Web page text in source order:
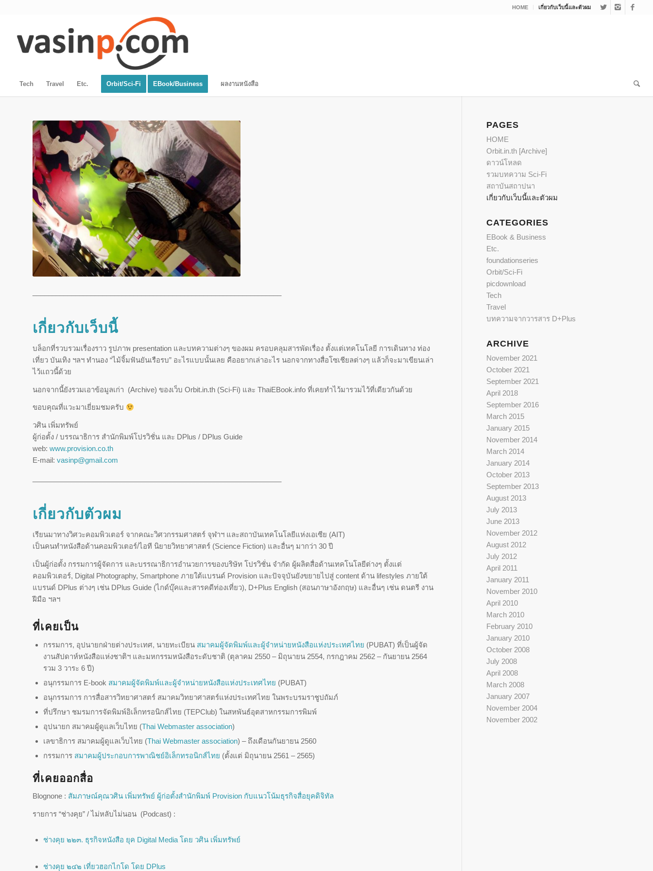
HOME เกี่ยวกับเว็บนี้และตัวผม
Tech Travel Etc. Orbit/Sci-Fi EBook/Business ผลงานหนังสือ
เกี่ยวกับเว็บนี้
บล็อกที่รวบรวมเรื่องราว รูปภาพ presentation และบทความต่างๆ ของผม ครอบคลุมสารพัดเรื่อง ตั้งแต่เทคโนโลยี การเดินทาง ท่อง
เที่ยว บันเทิง ฯลฯ ทำนอง “ไม้จิ้มฟันยันเรือรบ” อะไรแบบนั้นเลย คืออยากเล่าอะไร นอกจากทางสื่อโซเชียลต่างๆ แล้วก็จะมาเขียนเล่า
ไว้แถวนี้ด้วย
นอกจากนี้ยังรวมเอาข้อมูลเก่า (Archive) ของเว็บ Orbit.in.th (Sci-Fi) และ ThaiEBook.info ที่เคยทำไว้มารวมไว้ที่เดียวกันด้วย
ขอบคุณที่แวะมาเยี่ยมชมครับ
วศิน เพิ่มทรัพย์
ผู้ก่อตั้ง / บรรณาธิการ สำนักพิมพ์โปรวิชั่น และ DPlus / DPlus Guide
web: www.provision.co.th
E-mail: vasinp@gmail.com
เกี่ยวกับตัวผม
เรียนมาทางวิศวะคอมพิวเตอร์ จากคณะวิศวกรรมศาสตร์ จุฬาฯ และสถาบันเทคโนโลยีแห่งเอเซีย (AIT)
เป็นคนทำหนังสือด้านคอมพิวเตอร์/ไอที นิยายวิทยาศาสตร์ (Science Fiction) และอื่นๆ มากว่า 30 ปี
เป็นผู้ก่อตั้ง กรรมการผู้จัดการ และบรรณาธิการอำนวยการของบริษัท โปรวิชั่น จำกัด ผู้ผลิตสื่อด้านเทคโนโลยีต่างๆ ตั้งแต่
คอมพิวเตอร์, Digital Photography, Smartphone ภายใต้แบรนด์ Provision และปัจจุบันยังขยายไปสู่ content ด้าน lifestyles ภายใต้
แบรนด์ DPlus ต่างๆ เช่น DPlus Guide (ไกด์บุ๊คและสารคดีท่องเที่ยว), D+Plus English (สอนภาษาอังกฤษ) และอื่นๆ เช่น ดนตรี งาน
ฝีมือ ฯลฯ
ที่เคยเป็น
กรรมการ, อุปนายกฝ่ายต่างประเทศ, นายทะเบียน สมาคมผู้จัดพิมพ์และผู้จำหน่ายหนังสือแห่งประเทศไทย (PUBAT) ที่เป็นผู้จัด
งานสัปดาห์หนังสือแห่งชาติฯ และมหกรรมหนังสือระดับชาติ (ตุลาคม 2550 – มิถุนายน 2554, กรกฎาคม 2562 – กันยายน 2564
รวม 3 วาระ 6 ปี)
อนุกรรมการ E-book สมาคมผู้จัดพิมพ์และผู้จำหน่ายหนังสือแห่งประเทศไทย (PUBAT)
อนุกรรมการ การสื่อสารวิทยาศาสตร์ สมาคมวิทยาศาสตร์แห่งประเทศไทย ในพระบรมราชูปถัมภ์
ที่ปรึกษา ชมรมการจัดพิมพ์อิเล็กทรอนิกส์ไทย (TEPClub) ในสหพันธ์อุตสาหกรรมการพิมพ์
อุปนายก สมาคมผู้ดูแลเว็บไทย (Thai Webmaster association)
เลขาธิการ สมาคมผู้ดูแลเว็บไทย (Thai Webmaster association) – ถึงเดือนกันยายน 2560
กรรมการ สมาคมผู้ประกอบการพาณิชย์อิเล็กทรอนิกส์ไทย (ตั้งแต่ มิถุนายน 2561 – 2565)
ที่เคยออกสื่อ
Blognone : สัมภาษณ์คุณวศิน เพิ่มทรัพย์ ผู้ก่อตั้งสำนักพิมพ์ Provision กับแนวโน้มธุรกิจสื่อยุคดิจิทัล
รายการ “ช่างคุย” / ไม่หลับไม่นอน (Podcast) :
ช่างคุย ๒๒๓. ธุรกิจหนังสือ ยุค Digital Media โดย วศิน เพิ่มทรัพย์
ช่างคุย ๒๔๒ เที่ยวฮอกไกโด โดย DPlus
PAGES
HOME
Orbit.in.th [Archive]
ดาวน์โหลด
รวมบทความ Sci-Fi
สถาบันสถาปนา
เกี่ยวกับเว็บนี้และตัวผม
CATEGORIES
EBook & Business
Etc.
foundationseries
Orbit/Sci-Fi
picdownload
Tech
Travel
บทความจากวารสาร D+Plus
ARCHIVE
November 2021
October 2021
September 2021
April 2018
September 2016
March 2015
January 2015
November 2014
March 2014
January 2014
October 2013
September 2013
August 2013
July 2013
June 2013
November 2012
August 2012
July 2012
April 2011
January 2011
November 2010
April 2010
March 2010
February 2010
January 2010
October 2008
July 2008
April 2008
March 2008
January 2007
November 2004
November 2002